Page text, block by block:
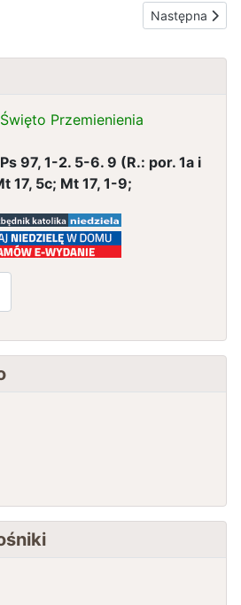
Przemienienia
97, 1-2. 5-6. 9 (R.: por. 1a i
17, 5c; Mt 17, 1-9;
CHRYSTUSA, KRÓLANastępna
Następna